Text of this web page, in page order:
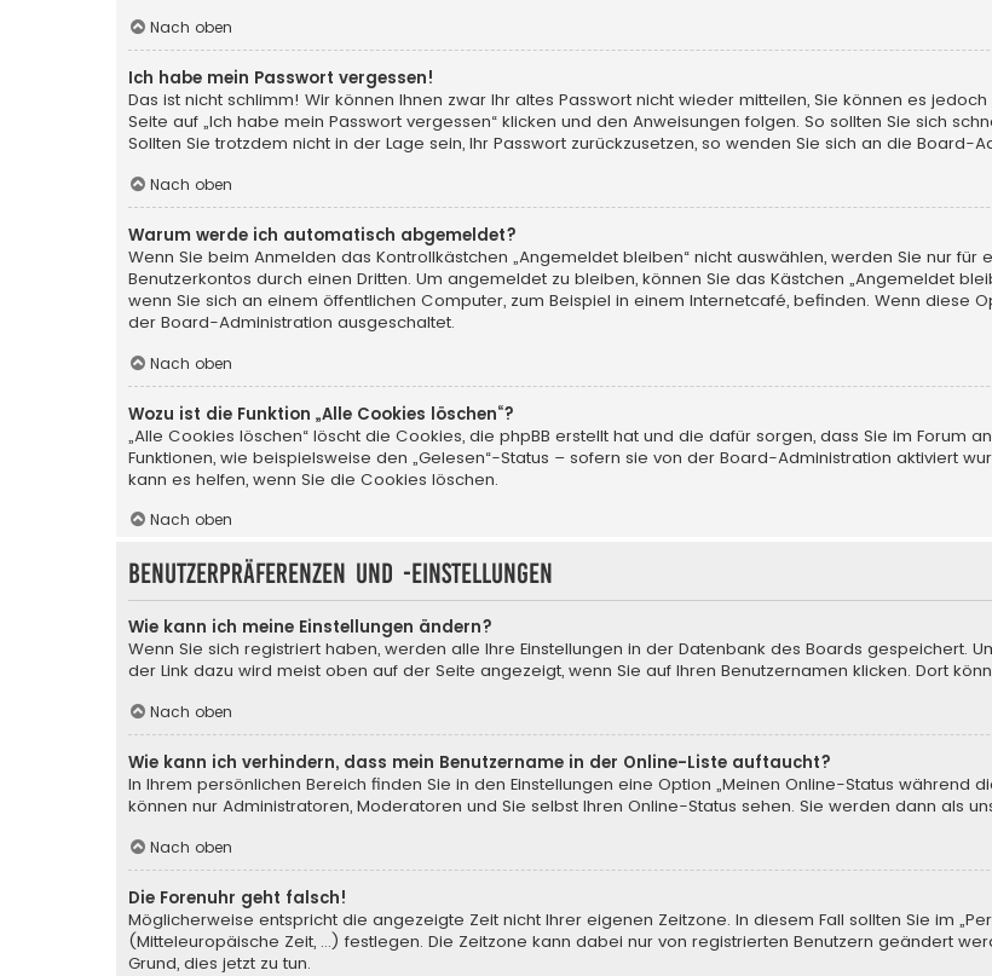
Nach oben
Ich habe mein Passwort vergessen!
Das ist nicht schlimm! Wir können Ihnen zwar Ihr altes Passwort nicht wieder mitteilen, Sie können es
Seite auf „Ich habe mein Passwort vergessen“ klicken und den Anweisungen folgen. So sollten Sie sich
Sollten Sie trotzdem nicht in der Lage sein, Ihr Passwort zurückzusetzen, so wenden Sie sich an die Board-
Nach oben
Warum werde ich automatisch abgemeldet?
Wenn Sie beim Anmelden das Kontrollkästchen „Angemeldet bleiben“ nicht auswählen, werden Sie nur
Benutzerkontos durch einen Dritten. Um angemeldet zu bleiben, können Sie das Kästchen „Angemeldet
wenn Sie sich an einem öffentlichen Computer, zum Beispiel in einem Internetcafé, befinden. Wenn diese
der Board-Administration ausgeschaltet.
Nach oben
Wozu ist die Funktion „Alle Cookies löschen“?
„Alle Cookies löschen“ löscht die Cookies, die phpBB erstellt hat und die dafür sorgen, dass Sie im
Funktionen, wie beispielsweise den „Gelesen“-Status – sofern sie von der Board-Administration aktiviert
kann es helfen, wenn Sie die Cookies löschen.
Nach oben
Benutzerpräferenzen und -einstellungen
Wie kann ich meine Einstellungen ändern?
Wenn Sie sich registriert haben, werden alle Ihre Einstellungen in der Datenbank des Boards gespeichert.
der Link dazu wird meist oben auf der Seite angezeigt, wenn Sie auf Ihren Benutzernamen klicken. Dort
Nach oben
Wie kann ich verhindern, dass mein Benutzername in der Online-Liste auftaucht?
In Ihrem persönlichen Bereich finden Sie in den Einstellungen eine Option „Meinen Online-Status während
können nur Administratoren, Moderatoren und Sie selbst Ihren Online-Status sehen. Sie werden dann als
Nach oben
Die Forenuhr geht falsch!
Möglicherweise entspricht die angezeigte Zeit nicht Ihrer eigenen Zeitzone. In diesem Fall sollten Sie im
(Mitteleuropäische Zeit, ...) festlegen. Die Zeitzone kann dabei nur von registrierten Benutzern geändert
Grund, dies jetzt zu tun.